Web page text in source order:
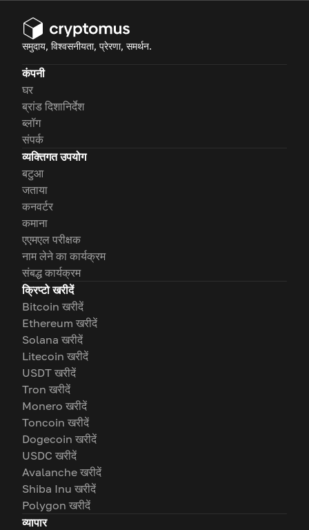
समुदाय, विश्वसनीयता, प्रेरणा, समर्थन.
कंपनी
घर
ब्रांड दिशानिर्देश
ब्लॉग
संपर्क
व्यक्तिगत उपयोग
बटुआ
जताया
कनवर्टर
कमाना
एएमएल परीक्षक
नाम लेने का कार्यक्रम
संबद्ध कार्यक्रम
क्रिप्टो खरीदें
Bitcoin खरीदें
Ethereum खरीदें
Solana खरीदें
Litecoin खरीदें
USDT खरीदें
Tron खरीदें
Monero खरीदें
Toncoin खरीदें
Dogecoin खरीदें
USDC खरीदें
Avalanche खरीदें
Shiba Inu खरीदें
Polygon खरीदें
व्यापार